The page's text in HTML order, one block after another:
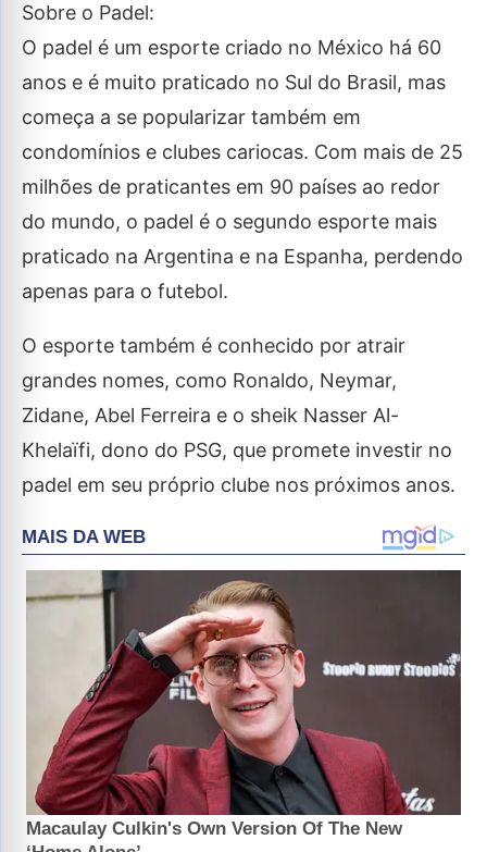
Sobre o Padel:
O padel é um esporte criado no México há 60
anos e é muito praticado no Sul do Brasil, mas
começa a se popularizar também em
condomínios e clubes cariocas. Com mais de 25
milhões de praticantes em 90 países ao redor
do mundo, o padel é o segundo esporte mais
praticado na Argentina e na Espanha, perdendo
apenas para o futebol.
O esporte também é conhecido por atrair
grandes nomes, como Ronaldo, Neymar,
Zidane, Abel Ferreira e o sheik Nasser Al-
Khelaïfi, dono do PSG, que promete investir no
padel em seu próprio clube nos próximos anos.